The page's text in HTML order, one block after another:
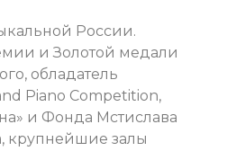
России.
и Золотой медали
обладатель
Piano Competition,
и Фонда Мстислава
крупнейшие залы